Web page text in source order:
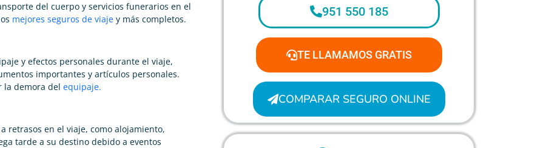
del cuerpo y servicios funerarios en el
mejores seguros de viaje y más completos.
y efectos personales durante el viaje,
importantes y artículos personales.
la demora del equipaje.
retrasos en el viaje, como alojamiento,
tarde a su destino debido a eventos
951 550 185
TE LLAMAMOS GRATIS
COMPARAR SEGURO ONLINE